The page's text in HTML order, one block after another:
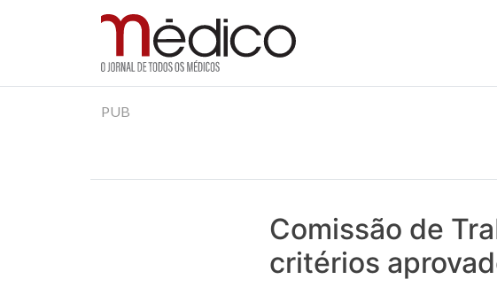
Jornal Médico
Médico – O Jornal de Todos os Médicos. Onde as notícias
PUB
Comissão de
critérios